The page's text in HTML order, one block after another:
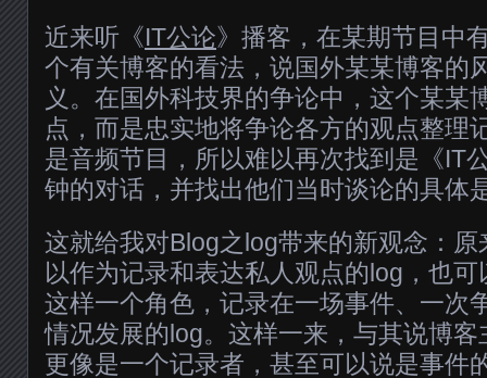
近来听《IT公论》播客，在某期节目中
个有关博客的看法，说国外某某博客的
义。在国外科技界的争论中，这个某某
点，而是忠实地将争论各方的观点整理
是音频节目，所以难以再次找到是《IT
钟的对话，并找出他们当时谈论的具体
这就给我对Blog之log带来的新观念：
以作为记录和表达私人观点的log，也可
这样一个角色，记录在一场事件、一次
情况发展的log。这样一来，与其说博
更像是一个记录者，甚至可以说是事件